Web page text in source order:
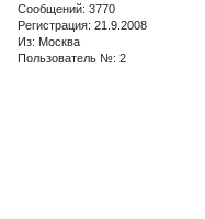
Сообщений: 3770
Регистрация: 21.9.2008
Из: Москва
Пользователь №: 2